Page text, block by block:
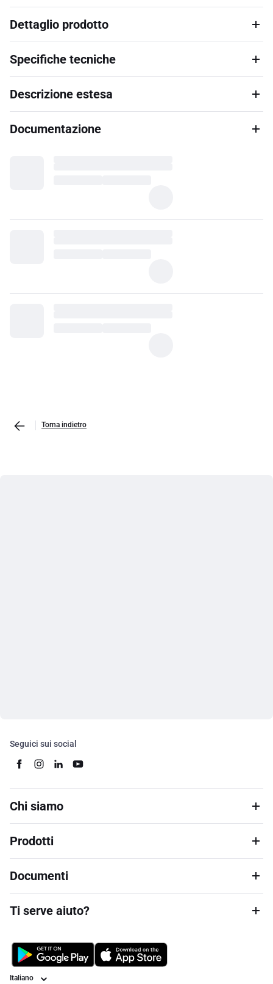
Dettaglio prodotto
Specifiche tecniche
Descrizione estesa
Documentazione
Torna indietro
Seguici sui social
Chi siamo
Prodotti
Documenti
Ti serve aiuto?
Lingua